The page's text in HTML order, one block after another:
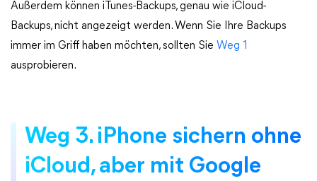
Außerdem können iTunes-Backups, genau wie iCloud-
Backups, nicht angezeigt werden. Wenn Sie Ihre Backups
immer im Griff haben möchten, sollten Sie Weg 1
ausprobieren.
Weg 3. iPhone sichern ohne
iCloud, aber mit Google